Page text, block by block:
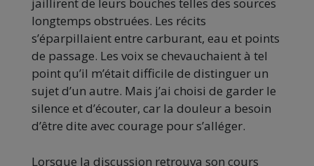
longtemps obstruées. Les récits
s’éparpillaient entre carburant, eau et points
de passage. Les voix se chevauchaient à tel
point qu’il m’était difficile de distinguer un
sujet d’un autre. Mais j’ai choisi de garder le
silence et d’écouter, car la douleur a besoin
d’être dite avec courage pour s’alléger.
Lorsque la discussion retrouva son cours